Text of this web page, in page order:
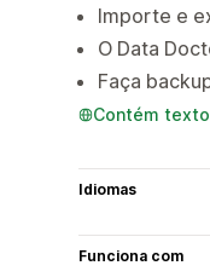
Importe e
O Data
Faça
Contém
Idiomas
Funciona com